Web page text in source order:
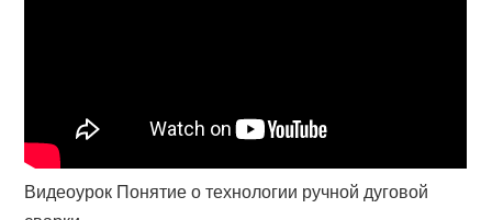
Видеоурок Понятие о технологии ручной дуговой